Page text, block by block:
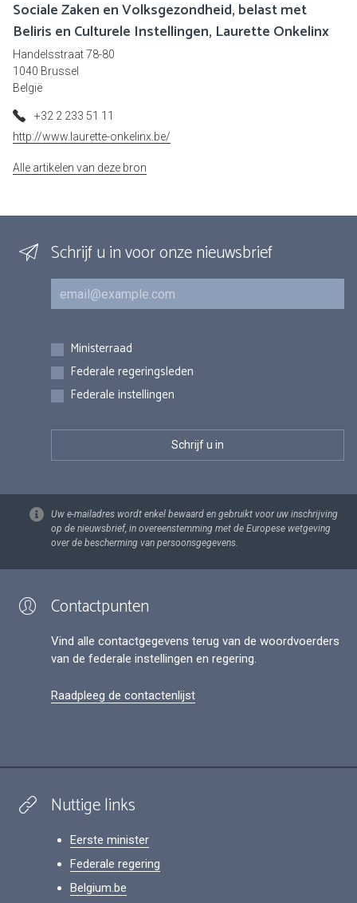
Sociale Zaken en Volksgezondheid, belast met
Beliris en Culturele Instellingen, Laurette Onkelinx
Handelsstraat 78-80
1040 Brussel
België
+32 2 233 51 11
http://www.laurette-onkelinx.be/
Alle artikelen van deze bron
Schrijf u in voor onze nieuwsbrief
E-mail
Inschrijvingen
Ministerraad
Federale regeringsleden
Federale instellingen
Uw e-mailadres wordt enkel bewaard en gebruikt voor uw inschrijving
op de nieuwsbrief, in overeenstemming met de Europese wetgeving
over de bescherming van persoonsgegevens.
Contactpunten
Vind alle contactgegevens terug van de woordvoerders
van de federale instellingen en regering.
Raadpleeg de contactenlijst
Nuttige links
Eerste minister
Federale regering
Belgium.be